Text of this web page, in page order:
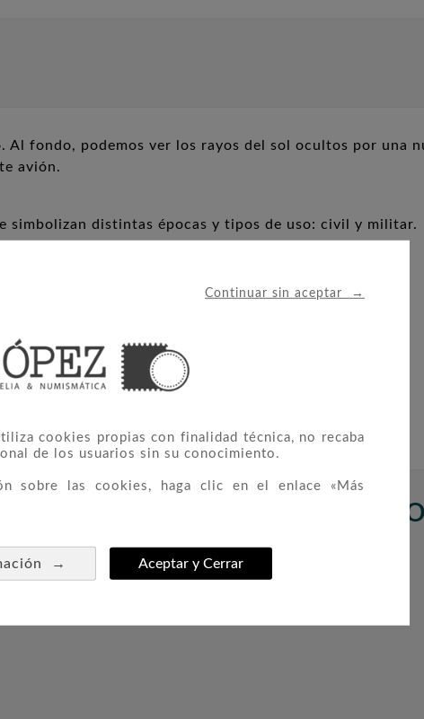
Continuar sin aceptar →
cookies propias con finalidad técnica, no recaba
de los usuarios sin su conocimiento.
sobre las cookies, haga clic en el enlace «Más
→ Aceptar y Cerrar
Al fondo, podemos ver los rayos del sol ocultos por una
avión.
simbolizan distintas épocas y tipos de uso: civil y militar.
37 mm.
PRODUCTO TAMBIÉN